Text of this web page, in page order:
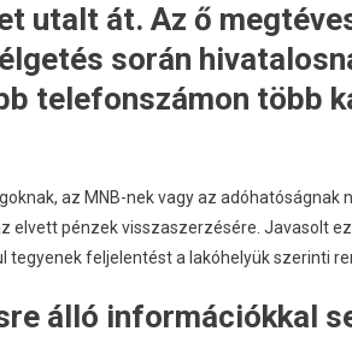
utalt át. Az ő
során
telefonszámon több
az MNB-nek vagy az adóhatóságnak
elvett pénzek visszaszerzésére. Javasolt
feljelentést a lakóhelyük szerinti
álló információkkal